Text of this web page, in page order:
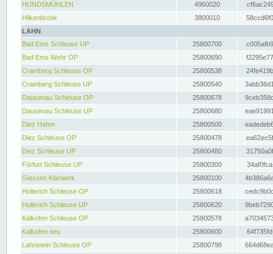
HUNDSMÜHLEN
4960020
Hilkenbrook
3800010
LAHN
Bad Ems Schleuse UP
25800700
Bad Ems Wehr OP
25800690
Cramberg Schleuse OP
25800538
Cramberg Schleuse UP
25800540
Dausenau Schleuse OP
25800678
Dausenau Schleuse UP
25800680
Diez Hafen
25800500
Diez Schleuse OP
25800478
Diez Schleuse UP
25800480
Fürfurt Schleuse UP
25800300
Giessen Klärwerk
25800100
Hollerich Schleuse OP
25800618
Hollerich Schleuse UP
25800620
Kalkofen Schleuse OP
25800578
Kalkofen neu
25800600
Lahnstein Schleuse OP
25800798